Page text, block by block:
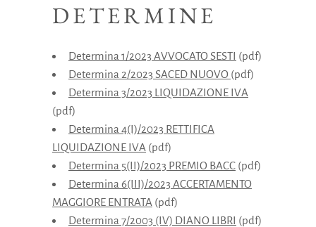
DETERMINE
Determina 1/2023 AVVOCATO SESTI (pdf)
Determina 2/2023 SACED NUOVO (pdf)
Determina 3/2023 LIQUIDAZIONE IVA
(pdf)
Determina 4(I)/2023 RETTIFICA
LIQUIDAZIONE IVA (pdf)
Determina 5(II)/2023 PREMIO BACC (pdf)
Determina 6(III)/2023 ACCERTAMENTO
MAGGIORE ENTRATA (pdf)
Determina 7/2003 (IV) DIANO LIBRI (pdf)